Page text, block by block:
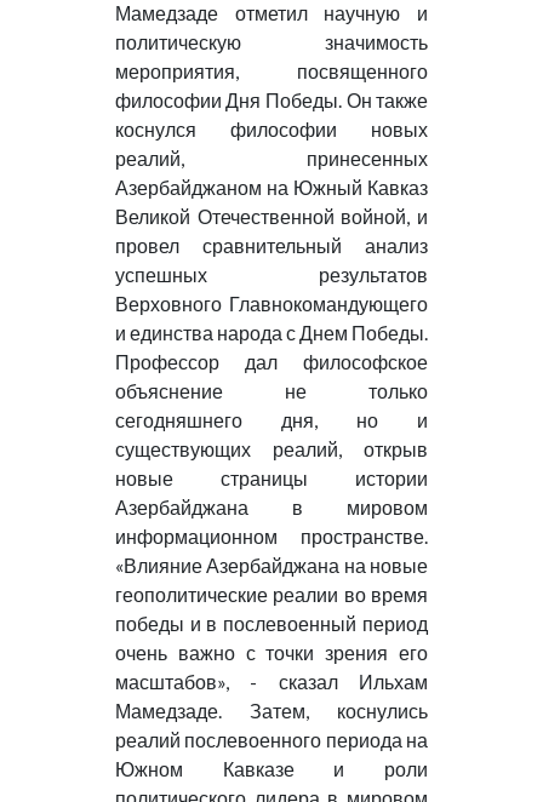
Мамедзаде отметил научную и
политическую значимость
мероприятия, посвященного
философии Дня Победы. Он также
коснулся философии новых
реалий, принесенных
Азербайджаном на Южный Кавказ
Великой Отечественной войной, и
провел сравнительный анализ
успешных результатов
Верховного Главнокомандующего
и единства народа с Днем Победы.
Профессор дал философское
объяснение не только
сегодняшнего дня, но и
существующих реалий, открыв
новые страницы истории
Азербайджана в мировом
информационном пространстве.
«Влияние Азербайджана на новые
геополитические реалии во время
победы и в послевоенный период
очень важно с точки зрения его
масштабов», - сказал Ильхам
Мамедзаде. Затем, коснулись
реалий послевоенного периода на
Южном Кавказе и роли